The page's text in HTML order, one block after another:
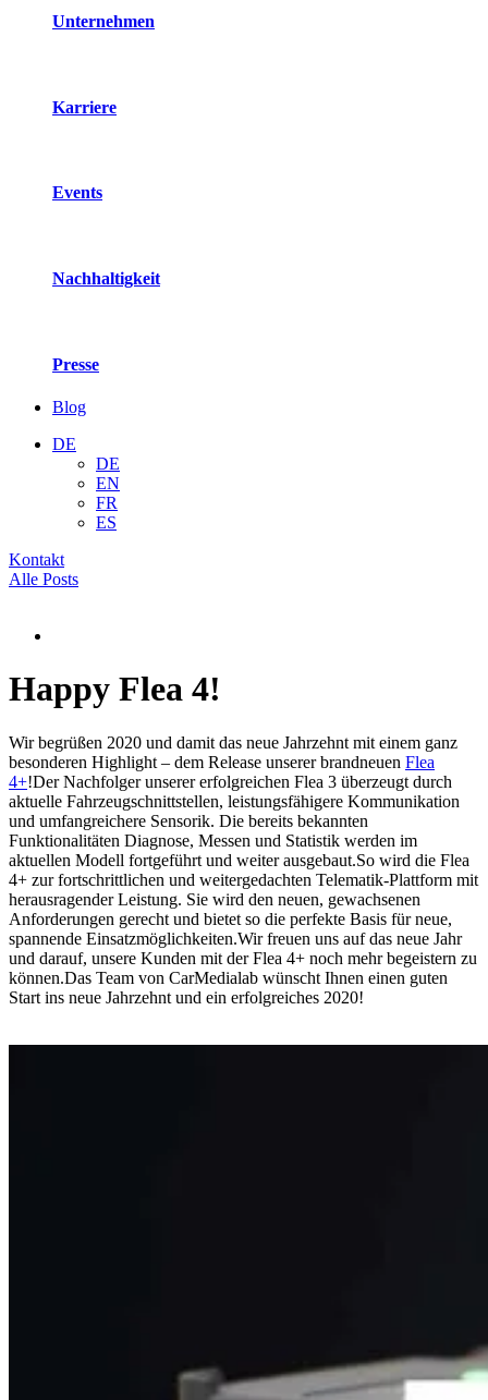
Unternehmen
Karriere
Events
Nachhaltigkeit
Presse
Blog
DE
DE
EN
FR
ES
Kontakt
Alle Posts
Happy Flea 4!
Wir begrüßen 2020 und damit das neue Jahrzehnt mit einem ganz
besonderen Highlight – dem Release unserer brandneuen Flea
4+!Der Nachfolger unserer erfolgreichen Flea 3 überzeugt durch
aktuelle Fahrzeugschnittstellen, leistungsfähigere Kommunikation
und umfangreichere Sensorik. Die bereits bekannten
Funktionalitäten Diagnose, Messen und Statistik werden im
aktuellen Modell fortgeführt und weiter ausgebaut.So wird die Flea
4+ zur fortschrittlichen und weitergedachten Telematik-Plattform mit
herausragender Leistung. Sie wird den neuen, gewachsenen
Anforderungen gerecht und bietet so die perfekte Basis für neue,
spannende Einsatzmöglichkeiten.Wir freuen uns auf das neue Jahr
und darauf, unsere Kunden mit der Flea 4+ noch mehr begeistern zu
können.Das Team von CarMedialab wünscht Ihnen einen guten
Start ins neue Jahrzehnt und ein erfolgreiches 2020!